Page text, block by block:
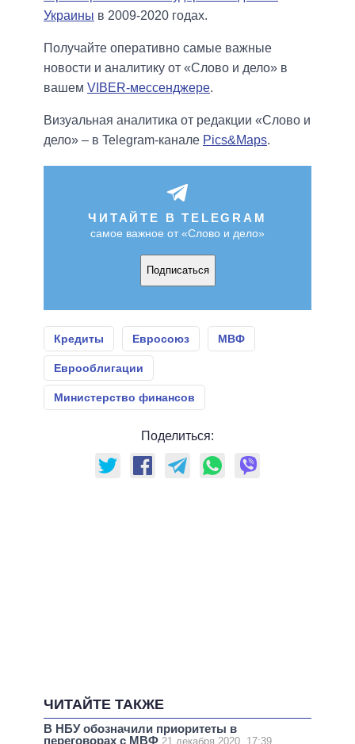
Украины в 2009-2020 годах.
Получайте оперативно самые важные
новости и аналитику от «Слово и дело» в
вашем VIBER-мессенджере.
Визуальная аналитика от редакции «Слово и
дело» – в Telegram-канале Pics&Maps.
ЧИТАЙТЕ В TELEGRAM
самое важное от «Слово и дело»
Подписаться
Кредиты Евросоюз МВФ
Еврооблигации
Министерство финансов
Поделиться:
ЧИТАЙТЕ ТАКЖЕ
В НБУ обозначили приоритеты в
переговорах с МВФ 21 декабря 2020, 17:39